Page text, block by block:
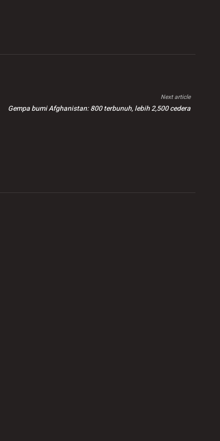
Next article
Gempa bumi Afghanistan: 800 terbunuh, lebih 2,500 cedera